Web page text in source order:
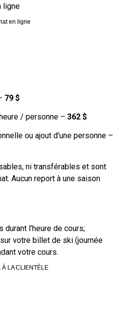
ligne
en ligne
79 $
/ personne – 362 $
ou ajout d’une personne –
ni transférables et sont
Aucun report à une saison
l’heure de cours;
votre billet de ski (journée
votre cours.
À LA CLIENTÈLE